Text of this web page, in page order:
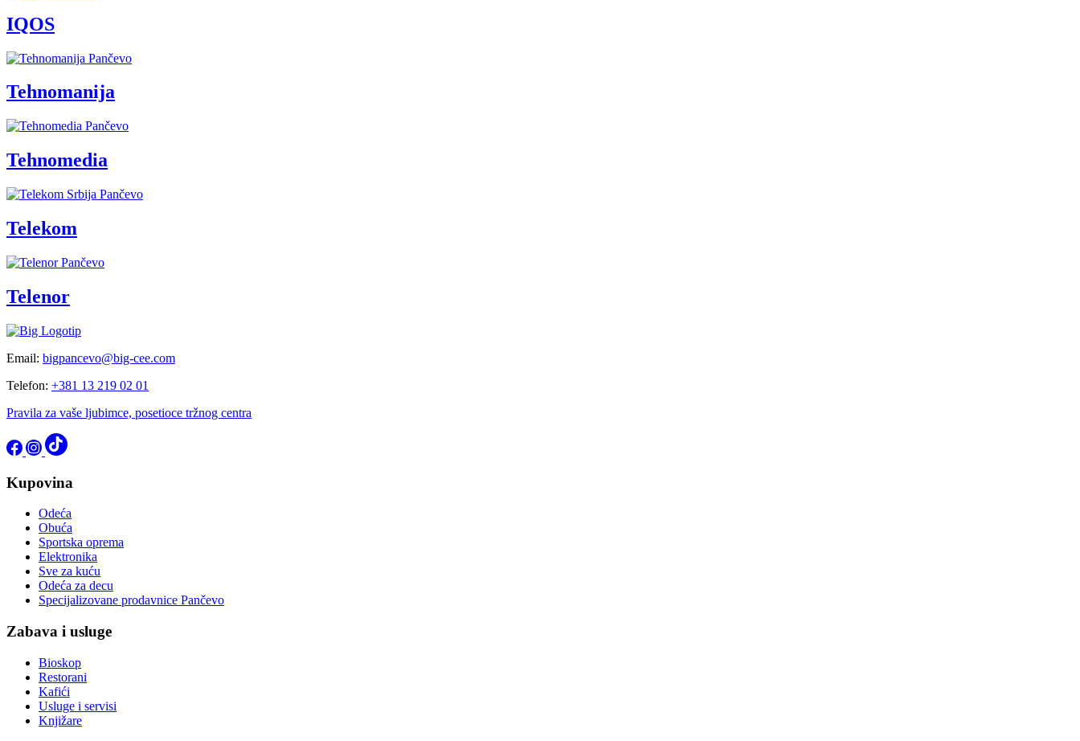
IQOS
Tehnomanija
Tehnomedia
Telekom
Telenor
Email: bigpancevo@big-cee.com
Telefon: +381 13 219 02 01
Pravila za vaše ljubimce, posetioce tržnog centra
Kupovina
Odeća
Obuća
Sportska oprema
Elektronika
Sve za kuću
Odeća za decu
Specijalizovane prodavnice Pančevo
Zabava i usluge
Bioskop
Restorani
Kafići
Usluge i servisi
Knjižare